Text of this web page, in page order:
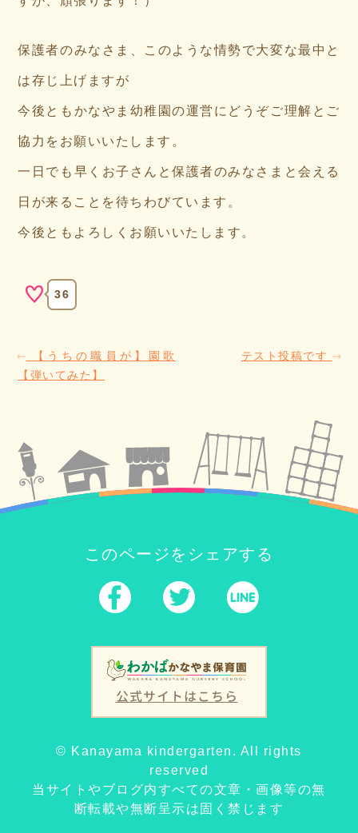
保護者のみなさま、このような情勢で大変な最中と
は存じ上げますが
今後ともかなやま幼稚園の運営にどうぞご理解とご
協力をお願いいたします。
一日でも早くお子さんと保護者のみなさまと会える
日が来ることを待ちわびています。
今後ともよろしくお願いいたします。
36
【うちの職員が】園歌
【弾いてみた】
テスト投稿です
このページをシェアする
公式サイトはこちら
© Kanayama kindergarten. All rights
reserved
当サイトやブログ内すべての文章・画像等の無
断転載や無断呈示は固く禁じます